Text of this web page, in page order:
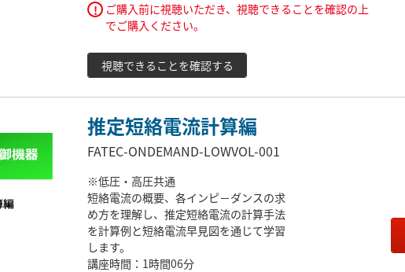
!
ご購入前に視聴いただき、視聴できることを確認の上
でご購入ください。
視聴できることを確認する
推定短絡電流計算編
FATEC-ONDEMAND-LOWVOL-001
※低圧・高圧共通
短絡電流の概要、各インピ－ダンスの求
め方を理解し、推定短絡電流の計算手法
を計算例と短絡電流早見図を通じて学習
します。
講座時間：1時間06分